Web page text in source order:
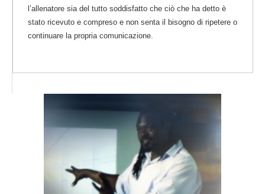
l’allenatore sia del tutto soddisfatto che ciò che ha detto è
stato ricevuto e compreso e non senta il bisogno di ripetere o
continuare la propria comunicazione.